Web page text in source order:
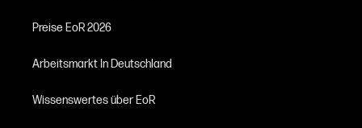
Preise EoR 2026
Arbeitsmarkt In Deutschland
Wissenswertes über EoR